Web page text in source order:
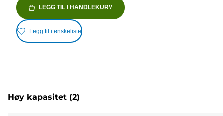
LEGG TIL I HANDLEKURV
Legg til i ønskeliste
Høy kapasitet (2)